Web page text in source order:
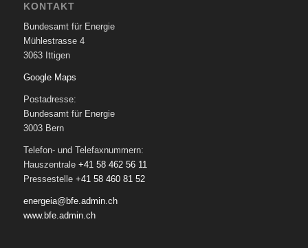
KONTAKT
Bundesamt für Energie
Mühlestrasse 4
3063 Ittigen
Google Maps
Postadresse:
Bundesamt für Energie
3003 Bern
Telefon- und Telefaxnummern:
Hauszentrale +41 58 462 56 11
Pressestelle +41 58 460 81 52
energeia@bfe.admin.ch
www.bfe.admin.ch